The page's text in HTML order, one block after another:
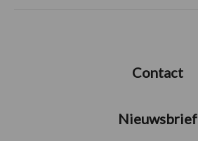
Contact
Nieuwsbrief